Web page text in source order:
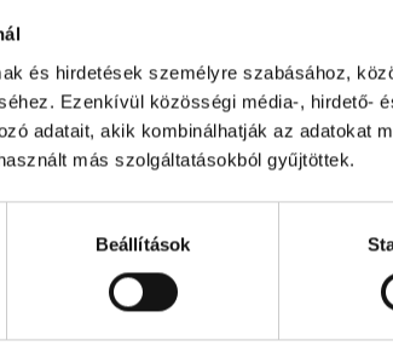
és hirdetések személyre szabásához,
Ezenkívül közösségi média-, hirdető-
adatait, akik kombinálhatják az adatokat
más szolgáltatásokból gyűjtöttek.
Beállítások
2026. máj. 19.